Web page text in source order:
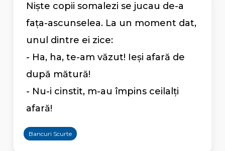
Nişte copii somalezi se jucau de-a
faţa-ascunselea. La un moment dat,
unul dintre ei zice:
- Ha, ha, te-am văzut! Ieşi afară de
după mătură!
- Nu-i cinstit, m-au împins ceilalţi
afară!
Bancuri Scurte